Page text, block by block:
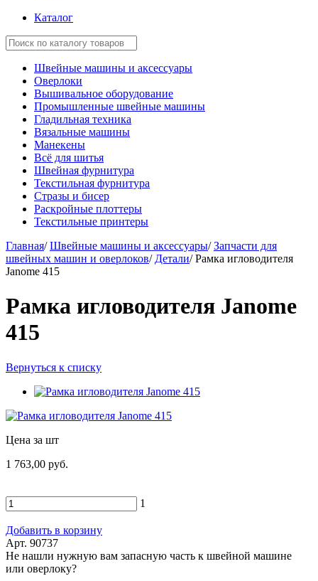
Каталог
Швейные машины и аксессуары
Оверлоки
Вышивальное оборудование
Промышленные швейные машины
Гладильная техника
Вязальные машины
Манекены
Всё для шитья
Швейная фурнитура
Текстильная фурнитура
Стразы и бисер
Раскройные плоттеры
Текстильные принтеры
Главная/ Швейные машины и аксессуары/ Запчасти для
швейных машин и оверлоков/ Детали/ Рамка игловодителя
Janome 415
Рамка игловодителя Janome
415
Вернуться к списку
Цена за шт
1 763,00 руб.
1
Добавить в корзину
Арт. 90737
Не нашли нужную вам запасную часть к швейной машине
или оверлоку?